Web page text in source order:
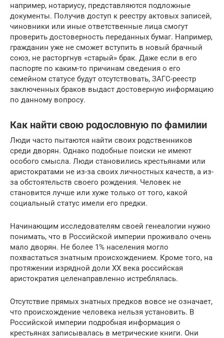
например, нотариусу, представляются подложные
документы. Получив доступ к реестру актовых записей,
чиновники или иные ответственные лица смогут
проверить достоверность переданных бумаг. Например,
гражданин уже не сможет вступить в новый брачный
союз, не расторгнув «старый» брак. Даже если в его
паспорте по каким-то причинам сведения о его
семейном статусе будут отсутствовать, ЗАГС-реестр
заключенных браков выдаст достоверную информацию
по данному вопросу.
Как найти свою родословную по фамилии
Люди часто пытаются найти своих родственников
среди дворян. Однако подобные поиски не имеют
особого смысла. Люди становились крестьянами или
аристократами не из-за своих личностных качеств, а из-
за обстоятельств своего рождения. Человек не
становится лучше или хуже только от того, какой
социальный статус имели его предки.
Начинающим исследователям своей генеалогии нужно
понимать, что в Российской империи проживало очень
мало дворян. Не более 1% населения могло
похвастаться знатным происхождением. Кроме того, на
протяжении изрядной доли XX века российская
аристократия целенаправленно истреблялась.
Отсутствие прямых знатных предков вовсе не означает,
что происхождение человека нельзя установить. В
Российской империи подробная информация о
крестьянах записывалась в метрические книги. Они